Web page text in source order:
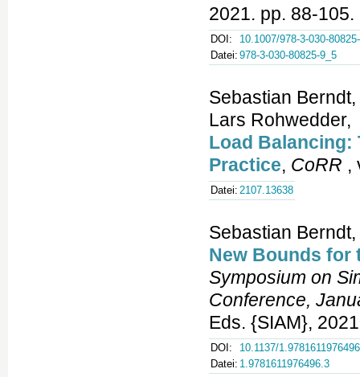
2021. pp. 88-105.
DOI:
10.1007/978-3-030-
Datei: 978-3-030-80825-9_5
Sebastian
Lars Rohwedder,
Load Balancing:
Practice, CoRR ,
Datei: 2107.13638
Sebastian
New Bounds for
Symposium on
Conference,
Eds. {SIAM},
DOI:
10.1137/
Datei: 1.9781611976496.3